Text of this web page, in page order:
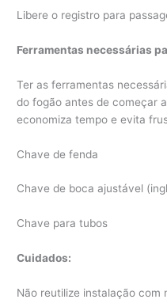
Libere o registro para
Ferramentas necessárias
Ter as ferramentas
do fogão antes de começar
economiza tempo e evita
Chave de fenda
Chave de boca ajustável
Chave para tubos
Cuidados:
Não reutilize instalação com